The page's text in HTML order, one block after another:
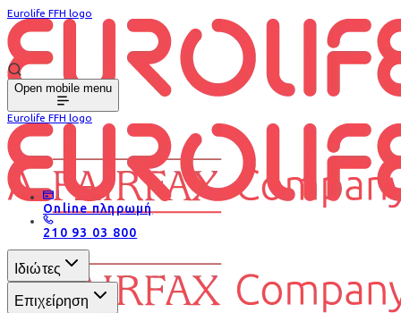
Eurolife FFH logo
Open mobile menu
Eurolife FFH logo
Online πληρωμή
210 93 03 800
Ιδιώτες
Επιχείρηση